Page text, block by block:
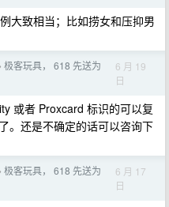
大致相当；比如捞女和压抑男
› 极客玩具， 618 先送为
6 月 19
日
或者 Proxcard 标识的可以复
。还是不确定的话可以咨询下
› 极客玩具， 618 先送为
6 月 17
日